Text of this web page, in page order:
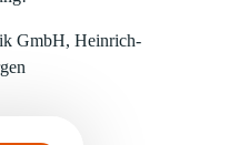
GmbH, Heinrich-